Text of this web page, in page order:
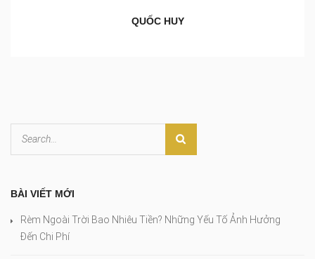
QUỐC HUY
BÀI VIẾT MỚI
Rèm Ngoài Trời Bao Nhiêu Tiền? Những Yếu Tố Ảnh Hưởng
Đến Chi Phí